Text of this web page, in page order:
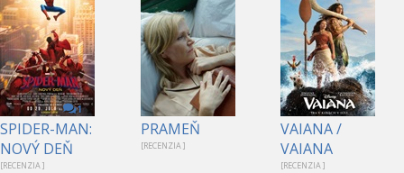
1
SPIDER-MAN:
NOVÝ DEŇ
[RECENZIA ]
PRAMEŇ
[RECENZIA ]
VAIANA /
VAIANA
[RECENZIA ]